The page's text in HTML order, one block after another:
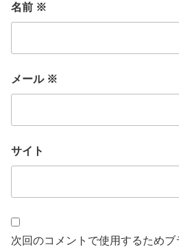
名前 ※
メール ※
サイト
次回のコメントで使用するためブ